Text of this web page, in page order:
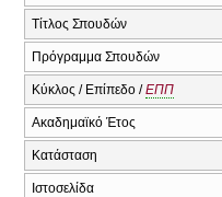
Τίτλος Σπουδών
Πρόγραμμα Σπουδών
Κύκλος / Επίπεδο /ΕΠΠ
Ακαδημαϊκό Έτος
Κατάσταση
Ιστοσελίδα